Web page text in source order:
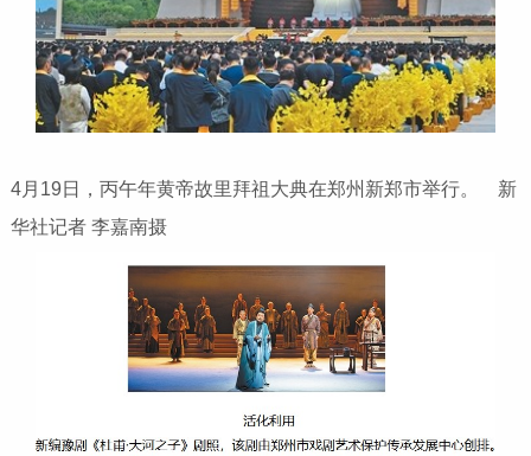
4月19日，丙午年黄帝故里拜祖大典在郑州新郑市举行。 新
华社记者 李嘉南摄